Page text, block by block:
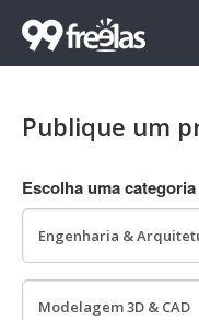
Publique um
Escolha uma categoria